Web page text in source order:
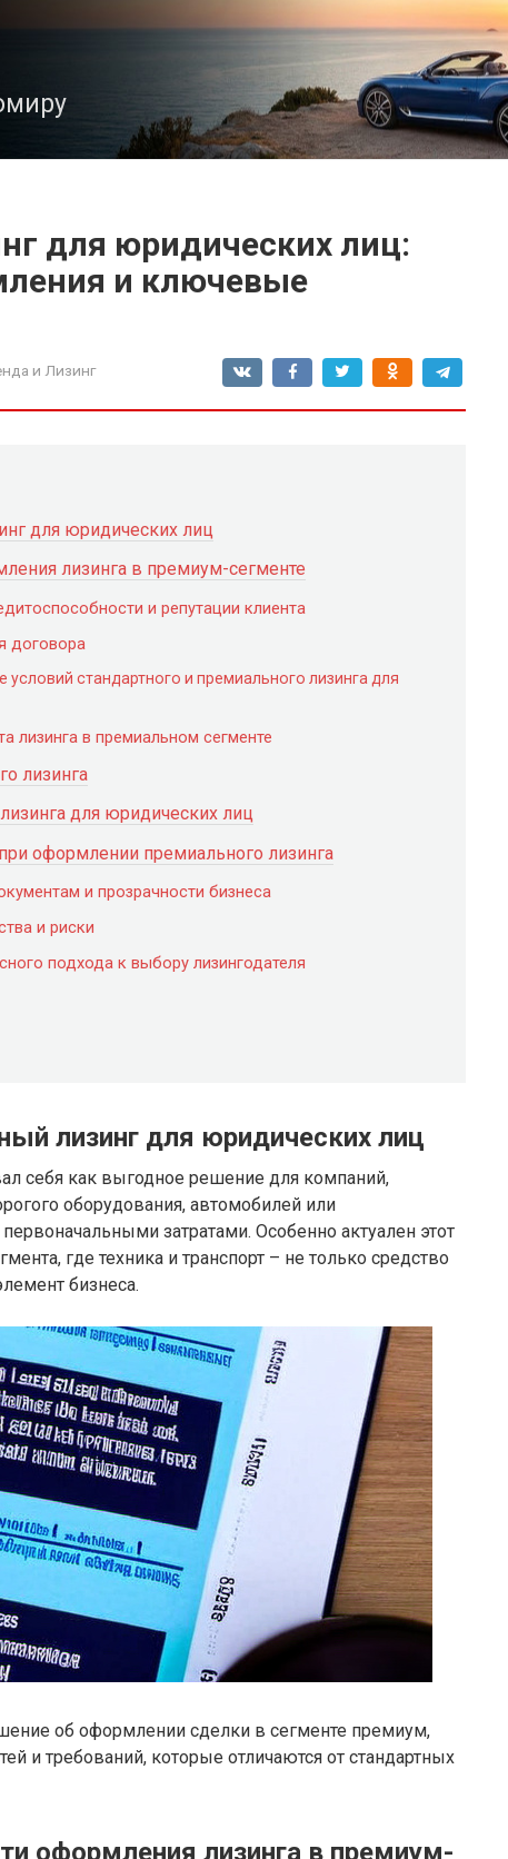
для юридических лиц:
и ключевые
и Лизинг
для юридических лиц
лизинга в премиум-сегменте
и репутации клиента
договора
условий стандартного и премиального лизинга для
лизинга в премиальном сегменте
лизинга
для юридических лиц
оформлении премиального лизинга
и прозрачности бизнеса
и риски
подхода к выбору лизингодателя
лизинг для юридических лиц
себя как выгодное решение для компаний,
оборудования, автомобилей или
затратами. Особенно актуален этот
где техника и транспорт – не только средство
бизнеса.
об оформлении сделки в сегменте премиум,
и требований, которые отличаются от стандартных
оформления лизинга в премиум-